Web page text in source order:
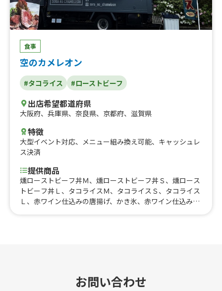
食事
空のカメレオン
#タコライス #ローストビーフ
出店希望都道府県
大阪府、 兵庫県、 奈良県、 京都府、 滋賀県
特徴
大型イベント対応、 メニュー組み換え可能、 キャッシュレ
ス決済
提供商品
燻ローストビーフ丼Ｍ、燻ローストビーフ丼Ｓ、燻ロース
トビーフ丼Ｌ、タコライスＭ、タコライスＳ、タコライス
Ｌ、赤ワイン仕込みの唐揚げ、かき氷、赤ワイン仕込みの
お問い合わせ